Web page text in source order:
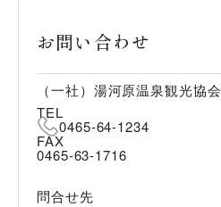
お問い合わせ
（一社）湯河原温泉観光協会
TEL
0465-64-1234
FAX
0465-63-1716
問合せ先